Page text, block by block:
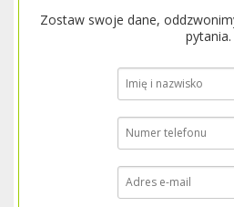
Zostaw swoje dane,
pytania.